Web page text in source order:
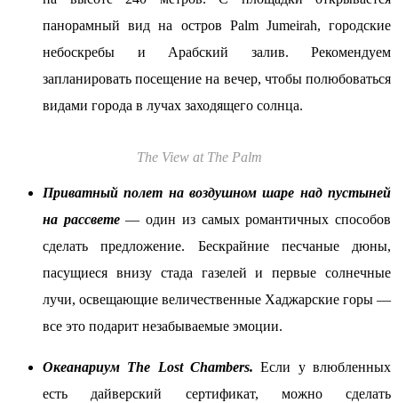
панорамный вид на остров Palm Jumeirah, городские
небоскребы и Арабский залив. Рекомендуем
запланировать посещение на вечер, чтобы полюбоваться
видами города в лучах заходящего солнца.
The View at The Palm
Приватный полет на воздушном шаре над пустыней
на рассвете— один из самых романтичных способов
сделать предложение. Бескрайние песчаные дюны,
пасущиеся внизу стада газелей и первые солнечные
лучи, освещающие величественные Хаджарские горы —
все это подарит незабываемые эмоции.
Океанариум The Lost Chambers. Если у влюбленных
есть дайверский сертификат, можно сделать